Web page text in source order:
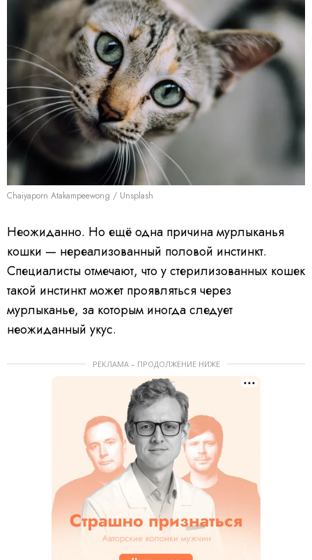
Chaiyaporn Atakampeewong / Unsplash
Неожиданно. Но ещё одна причина мурлыканья
кошки — нереализованный половой инстинкт.
Специалисты отмечают, что у стерилизованных кошек
такой инстинкт может проявляться через
мурлыканье, за которым иногда следует
неожиданный укус.
РЕКЛАМА – ПРОДОЛЖЕНИЕ НИЖЕ